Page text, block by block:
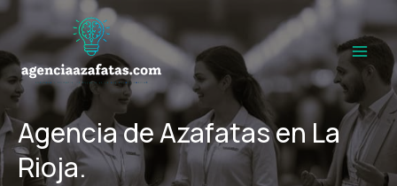
Ir
al
contenido
Main
Agencia de Azafatas en La
Rioja.